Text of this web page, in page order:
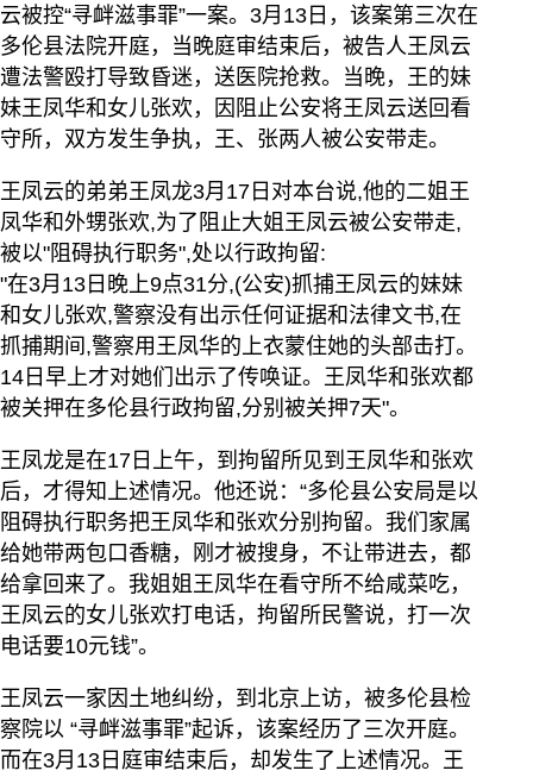
云被控“寻衅滋事罪”一案。3月13日，该案第三次在
多伦县法院开庭，当晚庭审结束后，被告人王凤云
遭法警殴打导致昏迷，送医院抢救。当晚，王的妹
妹王凤华和女儿张欢，因阻止公安将王凤云送回看
守所，双方发生争执，王、张两人被公安带走。
王凤云的弟弟王凤龙3月17日对本台说,他的二姐王
凤华和外甥张欢,为了阻止大姐王凤云被公安带走,
被以"阻碍执行职务",处以行政拘留:
"在3月13日晚上9点31分,(公安)抓捕王凤云的妹妹
和女儿张欢,警察没有出示任何证据和法律文书,在
抓捕期间,警察用王凤华的上衣蒙住她的头部击打。
14日早上才对她们出示了传唤证。王凤华和张欢都
被关押在多伦县行政拘留,分别被关押7天"。
王凤龙是在17日上午，到拘留所见到王凤华和张欢
后，才得知上述情况。他还说：“多伦县公安局是以
阻碍执行职务把王凤华和张欢分别拘留。我们家属
给她带两包口香糖，刚才被搜身，不让带进去，都
给拿回来了。我姐姐王凤华在看守所不给咸菜吃，
王凤云的女儿张欢打电话，拘留所民警说，打一次
电话要10元钱”。
王凤云一家因土地纠纷，到北京上访，被多伦县检
察院以 “寻衅滋事罪”起诉，该案经历了三次开庭。
而在3月13日庭审结束后，却发生了上述情况。王